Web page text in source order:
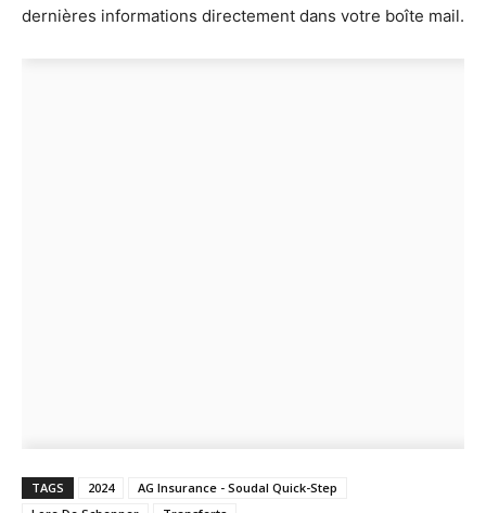
dernières informations directement dans votre boîte mail.
TAGS 2024
AG Insurance - Soudal Quick-Step